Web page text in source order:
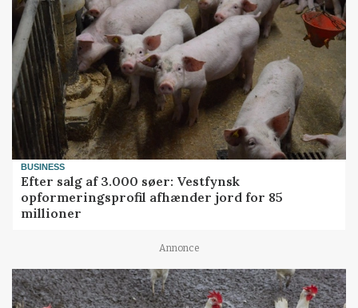
BUSINESS
Efter salg af 3.000 søer: Vestfynsk
opformeringsprofil afhænder jord for 85
millioner
Annonce